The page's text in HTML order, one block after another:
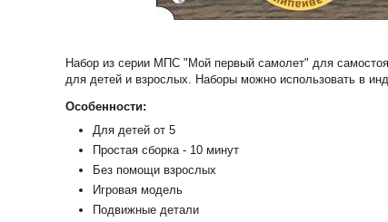
Набор из серии МПС "Мой первый самолет" для
для детей и взрослых. Наборы можно использовать в
Особенности:
Для детей от 5
Простая сборка - 10 минут
Без помощи взрослых
Игровая модель
Подвижные детали